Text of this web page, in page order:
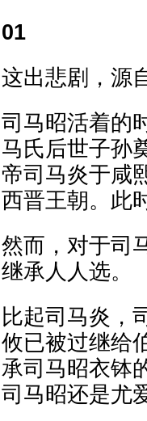
01
这出悲剧，源
司马昭活着的
马氏后世子孙
帝司马炎于咸
西晋王朝。此
然而，对于司
继承人人选。
比起司马炎，
攸已被过继给
承司马昭衣钵
司马昭还是尤